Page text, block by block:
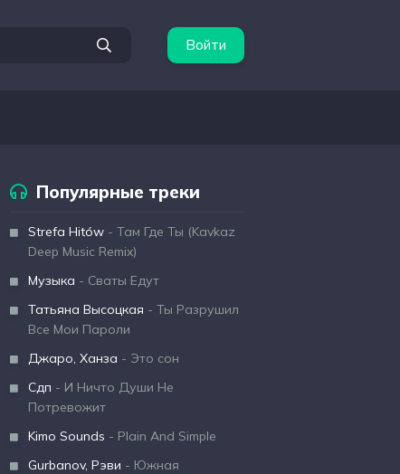
Войти
Популярные треки
Strefa Hitów - Там Где Ты (Kavkaz
Deep Music Remix)
Музыка - Сваты Едут
Татьяна Высоцкая - Ты Разрушил
Все Мои Пароли
Джаро, Ханза - Это сон
Сдп - И Ничто Души Не
Потревожит
Kimo Sounds - Plain And Simple
Gurbanov, Рэви - Южная